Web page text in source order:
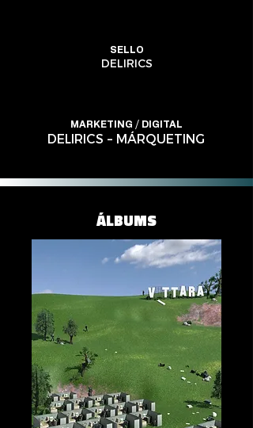
SELLO
DELIRICS
MARKETING / DIGITAL
DELIRICS – MÁRQUETING
ÁLBUMS